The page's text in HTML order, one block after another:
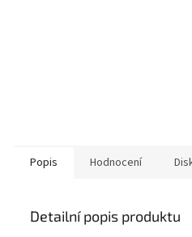
Popis Hodnocení
Detailní popis produktu